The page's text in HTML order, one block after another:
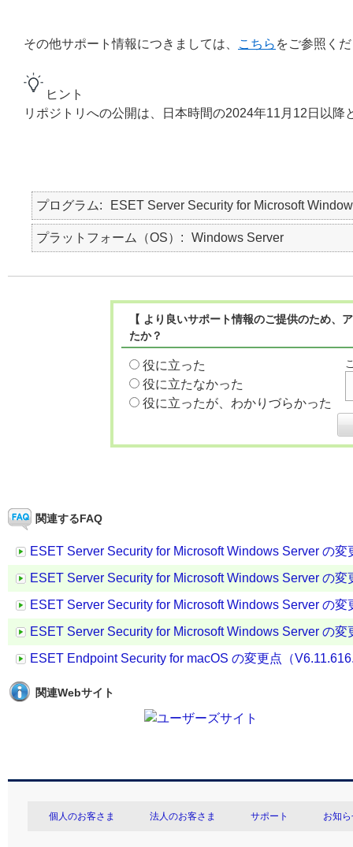
その他サポート情報につきましては、 こちら をご参照く
ヒント
リポジトリへの公開は、日本時間の2024年11月12日以降
プログラム ESET Server Security for Microsoft
プラットフォーム（OS） Windows Server
【 より良いサポート情報のご提供のため
たか？
役に立った
役に立たなかった
役に立ったが、わかりづらかった
関連するFAQ
ESET Server Security for Microsoft Windows Server の
ESET Server Security for Microsoft Windows Server の
ESET Server Security for Microsoft Windows Server の
ESET Server Security for Microsoft Windows Server の
ESET Endpoint Security for macOS の変更点（
関連Webサイト
個人のお客さま 法人のお客さま サポート お知